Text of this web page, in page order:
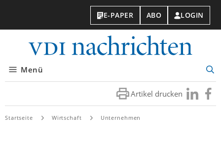
E-PAPER ABO LOGIN
Menü
Artikel drucken Besuchen
Sie
Sie
Startseite Wirtschaft Unternehmen